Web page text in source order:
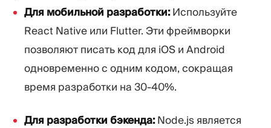
Для мобильной разработки:Используйте
React Native или Flutter. Эти фреймворки
позволяют писать код для iOS и Android
одновременно с одним кодом, сокращая
время разработки на 30-40%.
Для разработки бэкенда:Node.js является